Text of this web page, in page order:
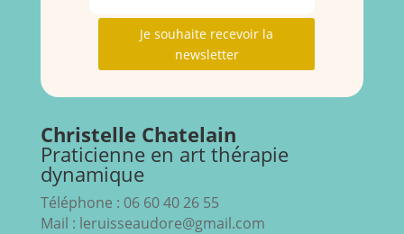
Je souhaite recevoir la
newsletter
Christelle Chatelain
Praticienne en art thérapie
dynamique
Téléphone : 06 60 40 26 55
Mail : leruisseaudore@gmail.com